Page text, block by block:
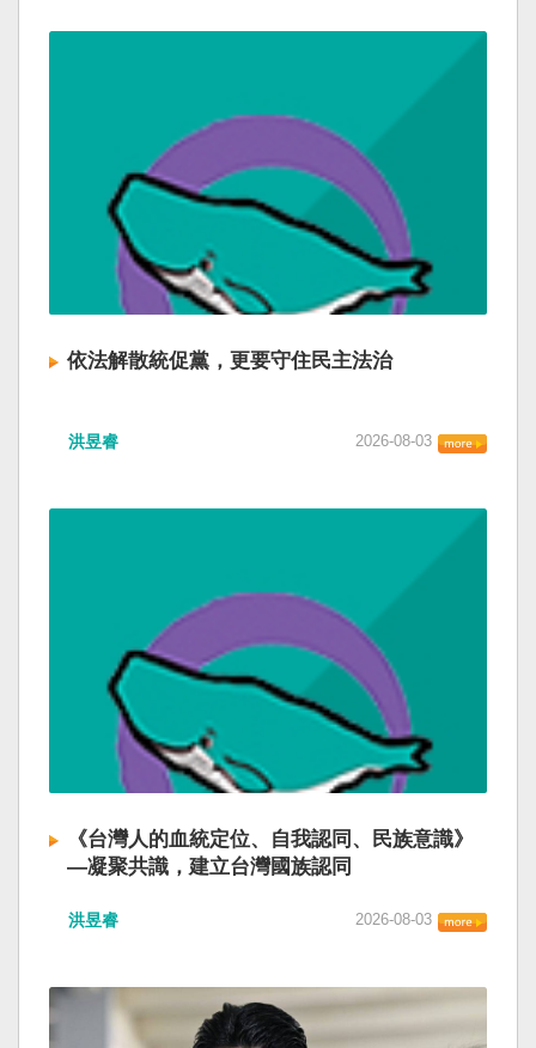
依法解散統促黨，更要守住民主法治
洪昱睿 2026-08-03
《台灣人的血統定位、自我認同、民族意識》
—凝聚共識，建立台灣國族認同
洪昱睿 2026-08-03